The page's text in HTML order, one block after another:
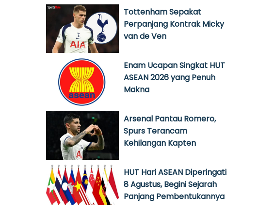
Tottenham Sepakat
Perpanjang Kontrak Micky
van de Ven
Enam Ucapan Singkat HUT
ASEAN 2026 yang Penuh
Makna
Arsenal Pantau Romero,
Spurs Terancam
Kehilangan Kapten
HUT Hari ASEAN Diperingati
8 Agustus, Begini Sejarah
Panjang Pembentukannya